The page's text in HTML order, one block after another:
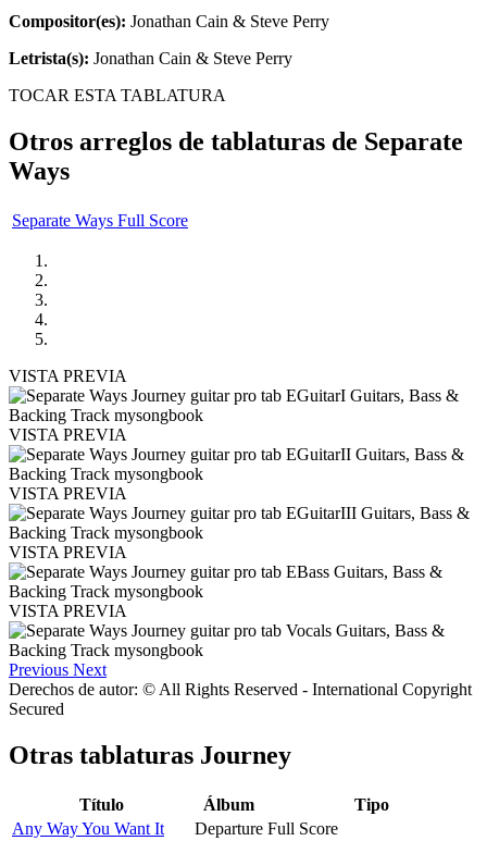
Compositor(es): Jonathan Cain & Steve Perry
Letrista(s): Jonathan Cain & Steve Perry
TOCAR ESTA TABLATURA
Otros arreglos de tablaturas de Separate
Ways
Separate Ways Full Score
VISTA PREVIA
VISTA PREVIA
VISTA PREVIA
VISTA PREVIA
VISTA PREVIA
Previous Next
Derechos de autor: © All Rights Reserved - International Copyright
Secured
Otras tablaturas Journey
Título Álbum
Tipo
Any Way You Want It
Departure Full Score